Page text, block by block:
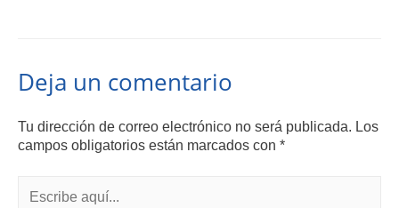
Deja un comentario
Tu dirección de correo electrónico no será publicada. Los
campos obligatorios están marcados con *